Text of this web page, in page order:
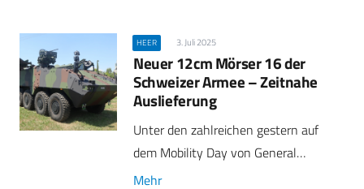
HEER 3. Juli 2025
Neuer 12cm Mörser 16 der
Schweizer Armee – Zeitnahe
Auslieferung
Unter den zahlreichen gestern auf
dem Mobility Day von General…
Mehr